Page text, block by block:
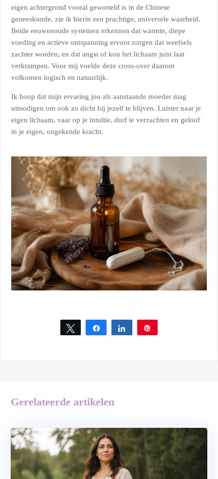
eigen achtergrond vooral geworteld is in de Chinese
geneeskunde, zie ik hierin een prachtige, universele waarheid.
Beide eeuwenoude systemen erkennen dat warmte, diepe
voeding en actieve ontspanning ervoor zorgen dat weefsels
zachter worden, en dat angst of kou het lichaam juist laat
verkrampen. Voor mij voelde deze cross-over daarom
volkomen logisch en natuurlijk.
Ik hoop dat mijn ervaring jou als aanstaande moeder mag
uitnodigen om ook zo dicht bij jezelf te blijven. Luister naar je
eigen lichaam, vaar op je intuïtie, durf te verzachten en geloof
in je eigen, ongekende kracht.
Tweet Share Share
Gerelateerde artikelen